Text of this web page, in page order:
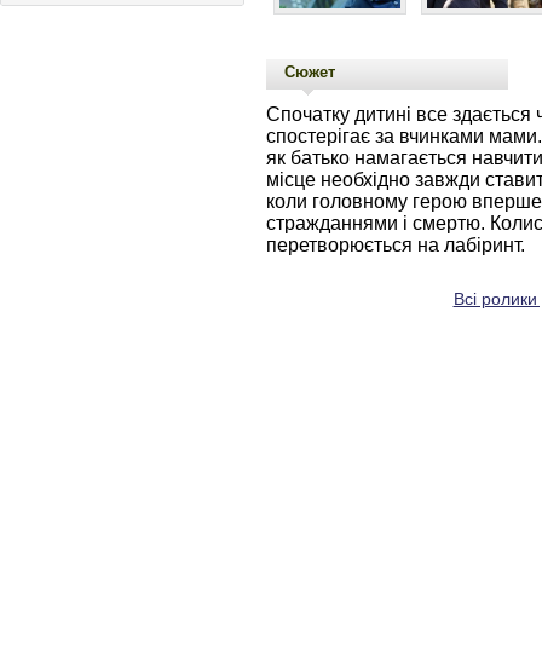
Сюжет
Спочатку дитині все
спостерігає за вчинками
як батько намагається
місце необхідно завжди
коли головному герою вперше
стражданнями і смертю.
перетворюється на лабіринт.
Всі